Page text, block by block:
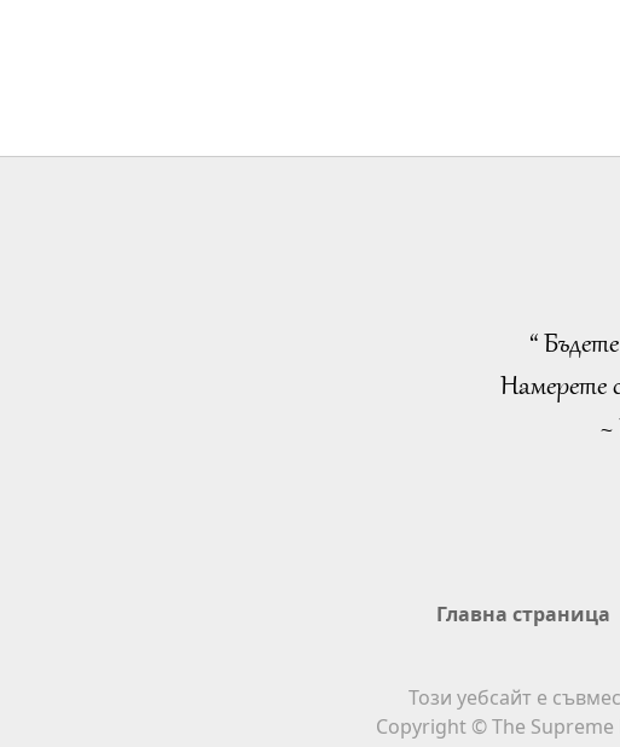
“
Намерете
Главна страница
Този уебсайт е
Copyright © The